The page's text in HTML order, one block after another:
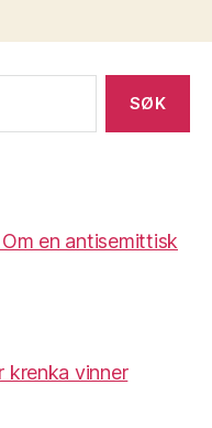
en antisemittisk
krenka vinner